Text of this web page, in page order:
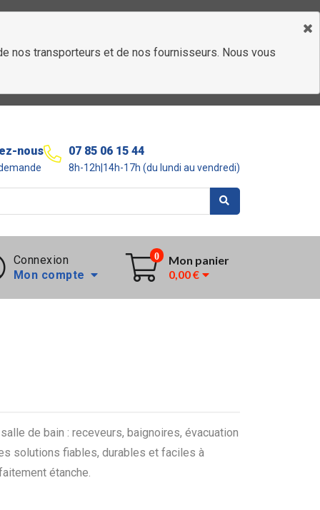
nos transporteurs et de nos fournisseurs. Nous vous
nous 07 85 06 15 44
8h-12h|14h-17h (du lundi au vendredi)
Connexion
Mon compte
0
Mon panier
0,00 €
de bain : receveurs, baignoires, évacuation
solutions fiables, durables et faciles à
étanche.